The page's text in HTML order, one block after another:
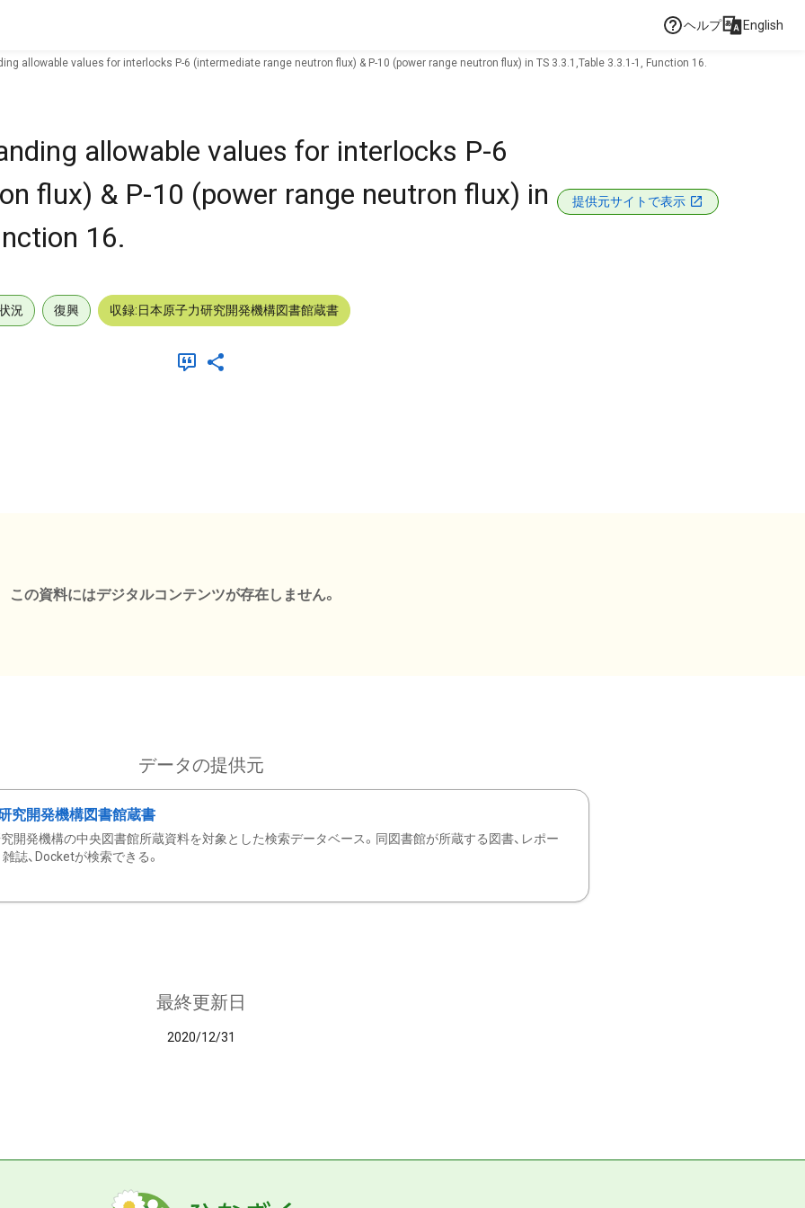
ヘルプ English
allowable values for interlocks P-6 (intermediate range neutron flux) & P-10 (power range neutron flux) in TS 3.3.1,Table 3.3.1-1, Function 16.
allowable values for interlocks P-6
flux) & P-10 (power range neutron flux) in
16.
提供元サイトで表示
況 復興 収録:日本原子力研究開発機構図書館蔵書
この資料にはデジタルコンテンツが存在しません。
データの提供元
究開発機構図書館蔵書
開発機構の中央図書館所蔵資料を対象とした検索データベース。同図書館が所蔵する図書、レポー
雑誌、Docketが検索できる。
最終更新日
2020/12/31